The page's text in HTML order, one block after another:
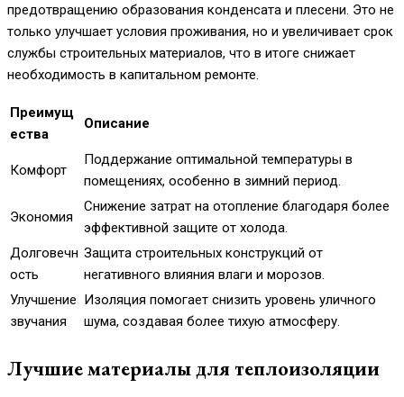
предотвращению образования конденсата и плесени. Это не
только улучшает условия проживания, но и увеличивает срок
службы строительных материалов, что в итоге снижает
необходимость в капитальном ремонте.
Преимущ
ества
Описание
Комфорт
Поддержание оптимальной температуры в
помещениях, особенно в зимний период.
Экономия
Снижение затрат на отопление благодаря более
эффективной защите от холода.
Долговечн
ость
Защита строительных конструкций от
негативного влияния влаги и морозов.
Улучшение
звучания
Изоляция помогает снизить уровень уличного
шума, создавая более тихую атмосферу.
Лучшие материалы для теплоизоляции